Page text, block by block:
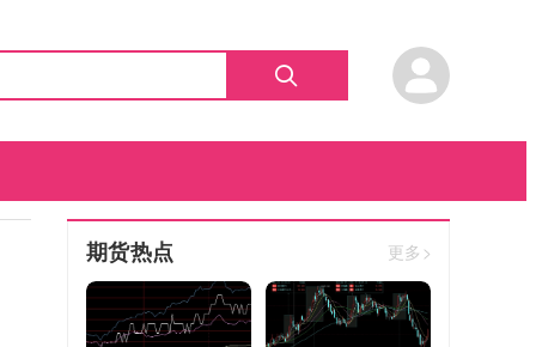
期货热点 更多>